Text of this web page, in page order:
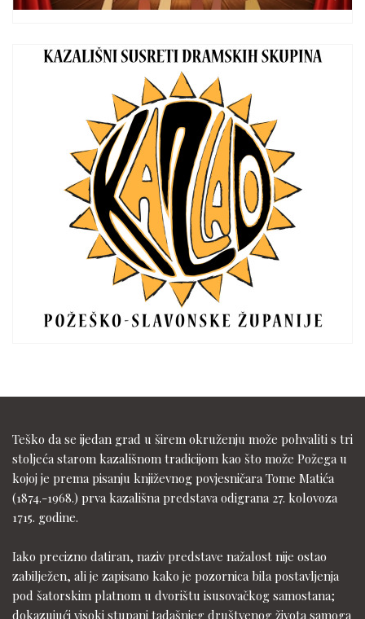
Teško da se ijedan grad u širem okruženju može pohvaliti s tri
stoljeća starom kazališnom tradicijom kao što može Požega u
kojoj je prema pisanju književnog povjesničara Tome Matića
(1874.-1968.) prva kazališna predstava odigrana 27. kolovoza
1715. godine.
Iako precizno datiran, naziv predstave nažalost nije ostao
zabilježen, ali je zapisano kako je pozornica bila postavljenja
pod šatorskim platnom u dvorištu isusovačkog samostana;
dokazujući visoki stupanj tadašnjeg društvenog života samoga